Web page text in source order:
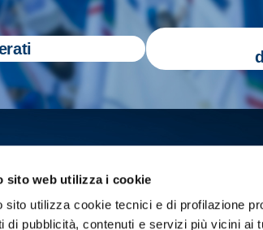
sito web utilizza i cookie
sito utilizza cookie tecnici e di profilazione
di pubblicità, contenuti e servizi più vicini ai